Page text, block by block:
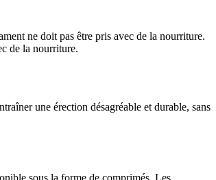
ne doit pas être pris avec de la nourriture.
de la nourriture.
une érection désagréable et durable, sans
sous la forme de comprimés. Les